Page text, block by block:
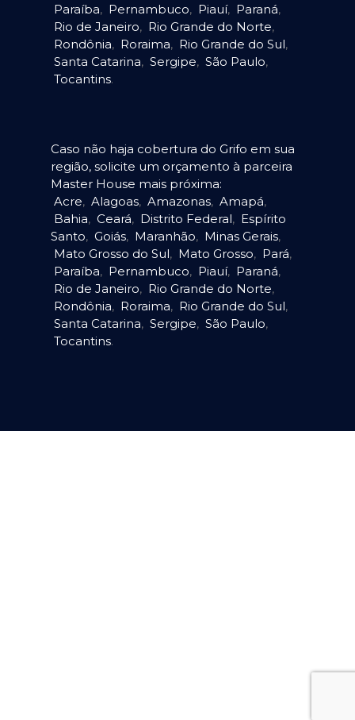
Paraíba, Pernambuco, Piauí, Paraná,
Rio de Janeiro, Rio Grande do Norte,
Rondônia, Roraima, Rio Grande do Sul,
Santa Catarina, Sergipe, São Paulo,
Tocantins.
Caso não haja cobertura do Grifo em sua
região, solicite um orçamento à parceira
Master House mais próxima:
Acre, Alagoas, Amazonas, Amapá,
Bahia, Ceará, Distrito Federal, Espírito
Santo, Goiás, Maranhão, Minas Gerais,
Mato Grosso do Sul, Mato Grosso, Pará,
Paraíba, Pernambuco, Piauí, Paraná,
Rio de Janeiro, Rio Grande do Norte,
Rondônia, Roraima, Rio Grande do Sul,
Santa Catarina, Sergipe, São Paulo,
Tocantins.